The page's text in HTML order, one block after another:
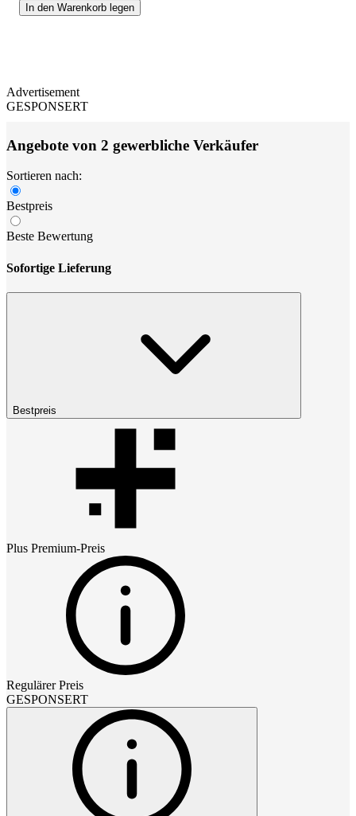
In den Warenkorb legen
Advertisement
GESPONSERT
Angebote von 2 gewerbliche Verkäufer
Sortieren nach:
Bestpreis
Beste Bewertung
Sofortige Lieferung
Bestpreis
Plus Premium-Preis
Regulärer Preis
GESPONSERT